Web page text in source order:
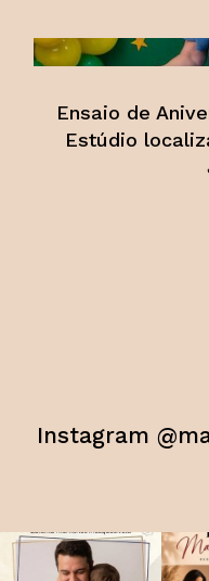
Ensaio de
Estúdio
Instagram